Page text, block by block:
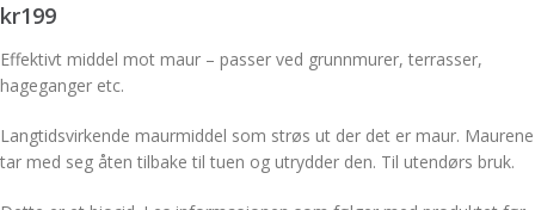
kr199
Effektivt middel mot maur – passer ved grunnmurer, terrasser,
hageganger etc.
Langtidsvirkende maurmiddel som strøs ut der det er maur. Maurene
tar med seg åten tilbake til tuen og utrydder den. Til utendørs bruk.